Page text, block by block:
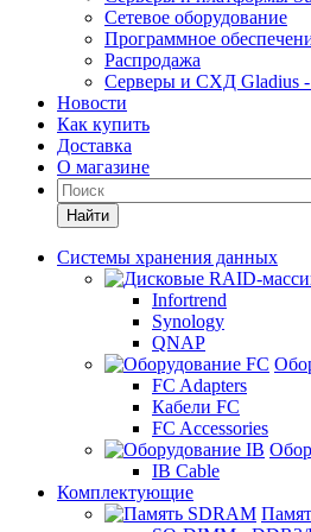
Сетевое оборудование
Программное
Распродажа
Серверы и СХД Gladius -
Новости
Как купить
Доставка
О магазине
Найти
Системы хранения данных
Infortrend
Synology
QNAP
FC Adapters
Кабели FC
FC Accessories
IB Cable
Комплектующие